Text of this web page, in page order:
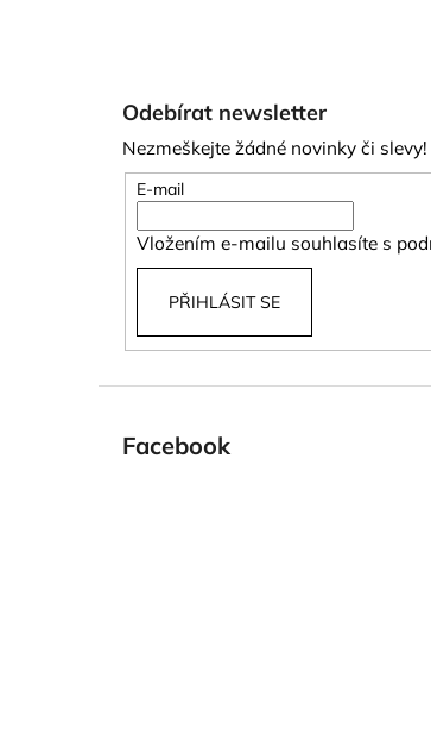
Odebírat newsletter
Nezmeškejte žádné novinky či slevy!
E-mail
Vložením e-mailu souhlasíte s
PŘIHLÁSIT SE
Facebook